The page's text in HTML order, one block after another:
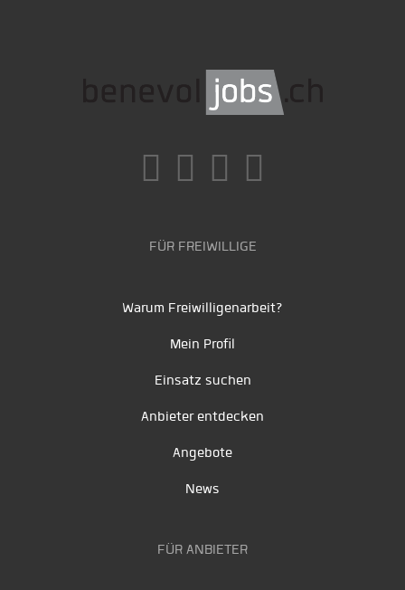
FÜR FREIWILLIGE
Warum Freiwilligenarbeit?
Mein Profil
Einsatz suchen
Anbieter entdecken
Angebote
News
FÜR ANBIETER